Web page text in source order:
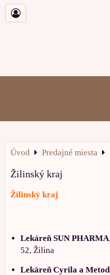
Úvod Predajné miesta
Žilinský kraj
Žilinský kraj
Lekáreň SUN PHARMA
52, Žilina
Lekáreň Cyrila a